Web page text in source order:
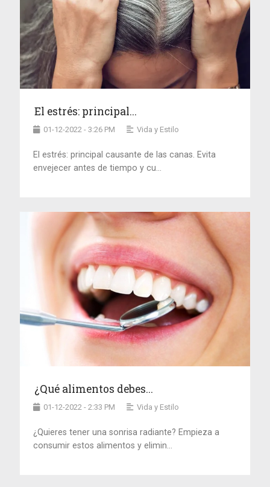
El estrés: principal...
01-12-2022 - 3:26 PM Vida y Estilo
El estrés: principal causante de las canas. Evita
envejecer antes de tiempo y cu...
¿Qué alimentos debes...
01-12-2022 - 2:33 PM Vida y Estilo
¿Quieres tener una sonrisa radiante? Empieza a
consumir estos alimentos y elimin...